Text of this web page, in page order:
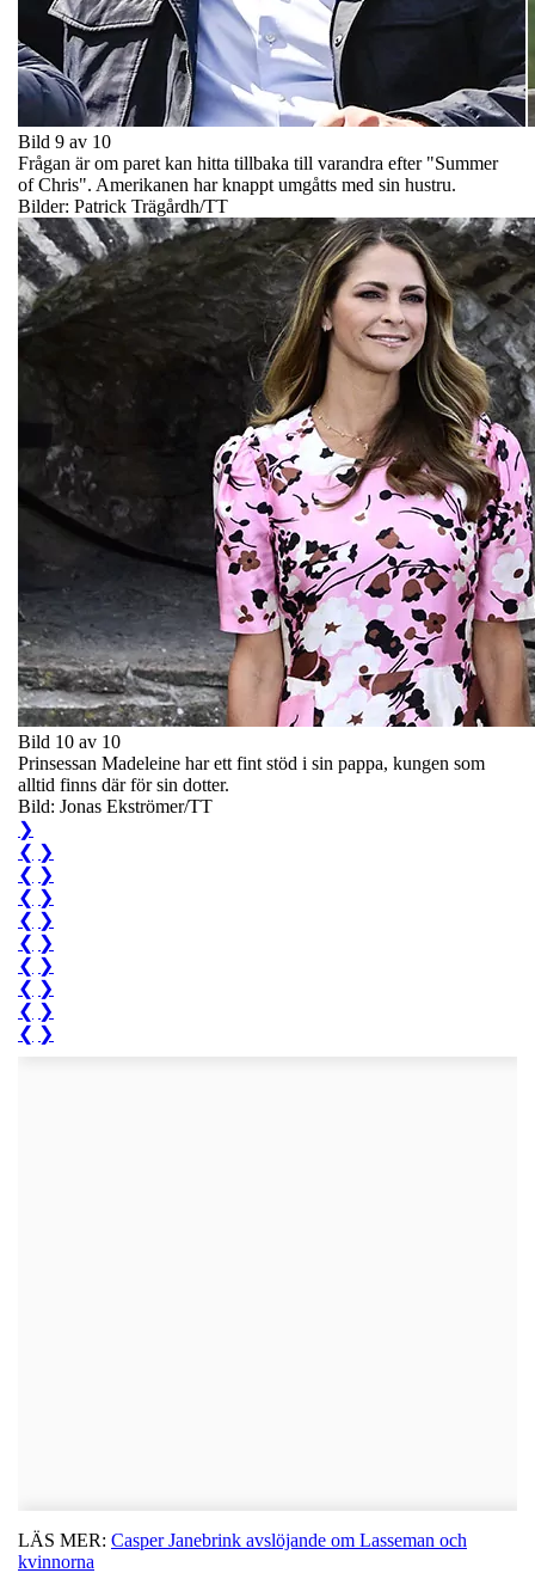
Bild 9 av 10
Frågan är om paret kan hitta tillbaka till varandra efter "Summer
of Chris". Amerikanen har knappt umgåtts med sin hustru.
Bilder: Patrick Trägårdh/TT
Bild 10 av 10
Prinsessan Madeleine har ett fint stöd i sin pappa, kungen som
alltid finns där för sin dotter.
Bild: Jonas Ekströmer/TT
❯
❮ ❯
❮ ❯
❮ ❯
❮ ❯
❮ ❯
❮ ❯
❮ ❯
❮ ❯
❮ ❯
LÄS MER: Casper Janebrink avslöjande om Lasseman och
kvinnorna